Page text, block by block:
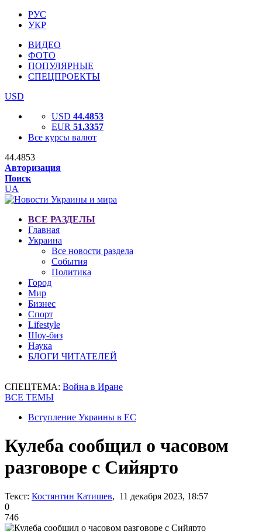
РУС
УКР
ВИДЕО
ФОТО
ПОПУЛЯРНЫЕ
СПЕЦПРОЕКТЫ
USD
USD 44.4853
EUR 51.3357
Все курсы валют
44.4853
Авторизация
Поиск
UA
ВСЕ РАЗДЕЛЫ
Главная
Украина
Все новости раздела
События
Политика
Город
Мир
Бизнес
Спорт
Lifestyle
Шоу-биз
Наука
БЛОГИ ЧИТАТЕЛЕЙ
СПЕЦТЕМА: Война в Иране
ВСЕ ТЕМЫ
Вступление Украины в ЕС
Кулеба сообщил о часовом
разговоре с Сийярто
Текст: Костянтин Катишев, 11 декабря 2023, 18:57
0
746